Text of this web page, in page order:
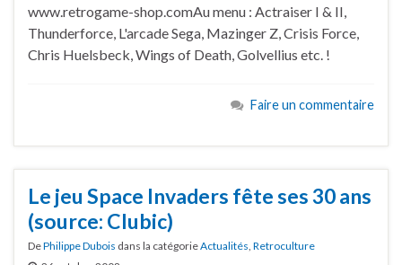
www.retrogame-shop.comAu menu : Actraiser I & II,
Thunderforce, L'arcade Sega, Mazinger Z, Crisis Force,
Chris Huelsbeck, Wings of Death, Golvellius etc. !
Faire un commentaire
Le jeu Space Invaders fête ses 30 ans
(source: Clubic)
DePhilippe Dubois dans la catégorieActualités Retroculture